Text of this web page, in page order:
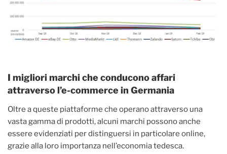
I migliori marchi che conducono affari
attraverso l’e-commerce in Germania
Oltre a queste piattaforme che operano attraverso una
vasta gamma di prodotti, alcuni marchi possono anche
essere evidenziati per distinguersi in particolare online,
grazie alla loro importanza nell’economia tedesca.